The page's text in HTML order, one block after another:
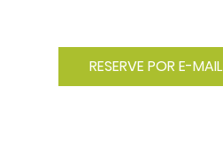
RESERVE POR E-MAIL